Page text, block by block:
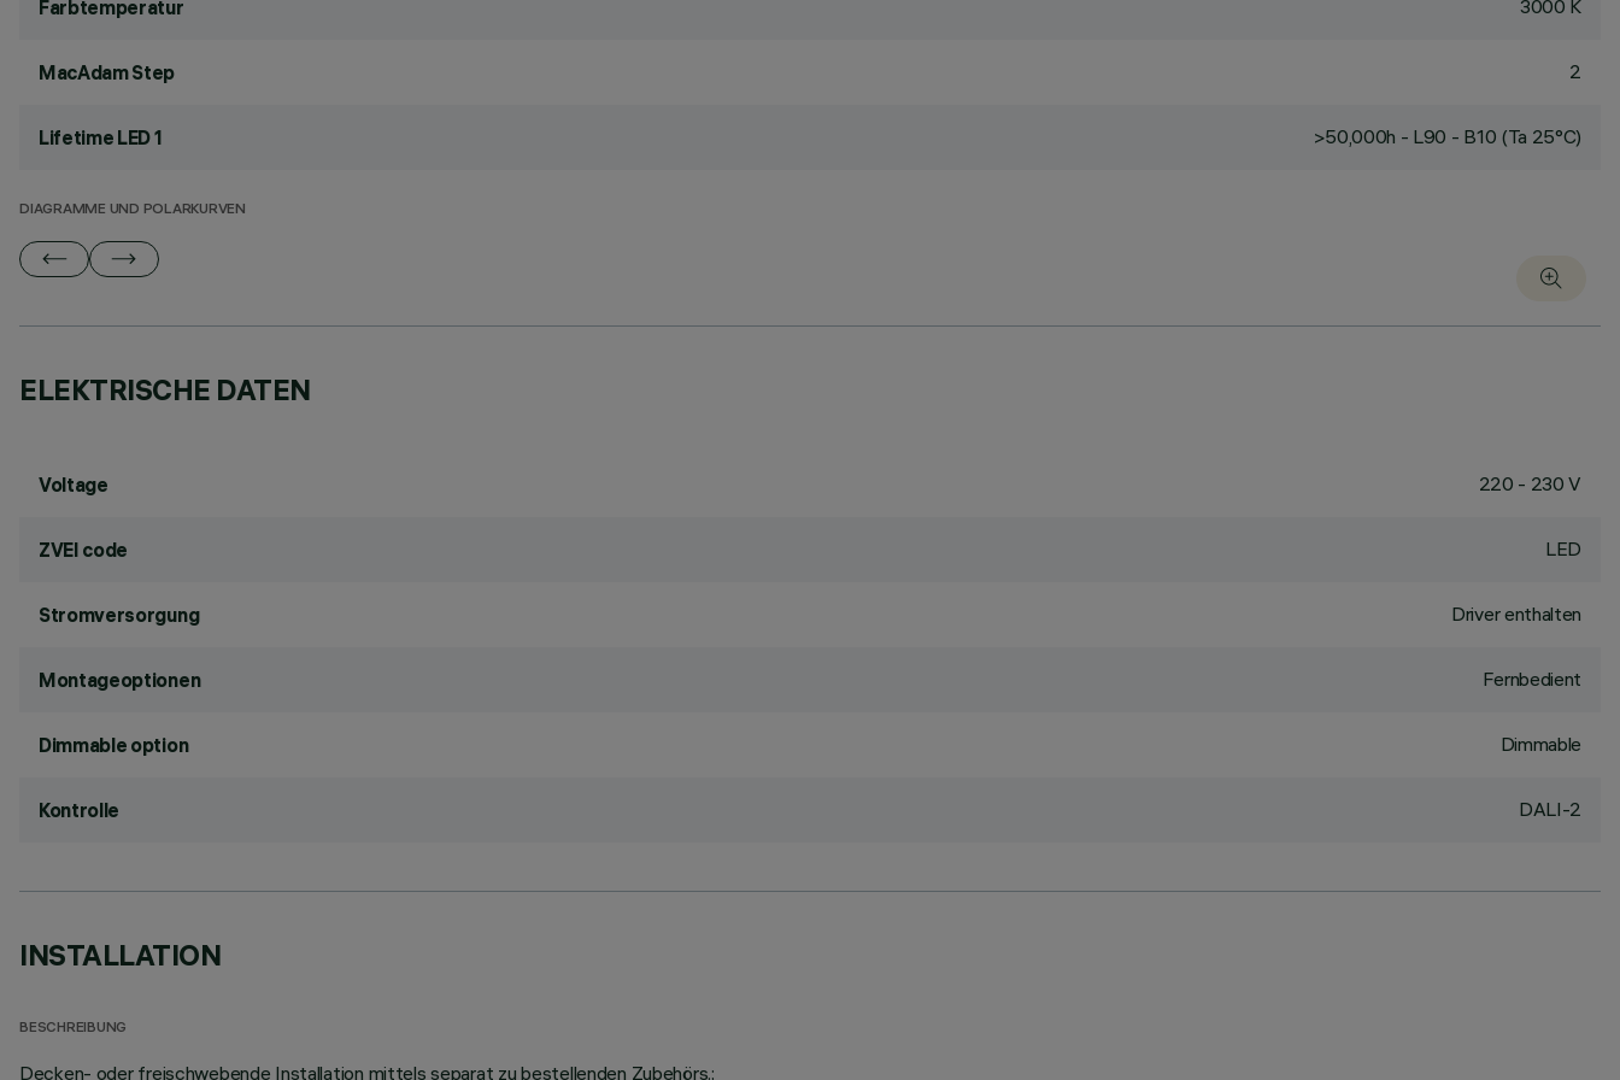
Farbtemperatur 3000 K
MacAdam Step 2
Lifetime LED 1 >50,000h - L90 - B10 (Ta 25°C)
DIAGRAMME UND POLARKURVEN
ELEKTRISCHE DATEN
Voltage 220 - 230 V
ZVEI code LED
Stromversorgung Driver enthalten
Montageoptionen Fernbedient
Dimmable option Dimmable
Kontrolle DALI-2
INSTALLATION
BESCHREIBUNG
Decken- oder freischwebende Installation mittels separat zu bestellenden Zubehörs.;